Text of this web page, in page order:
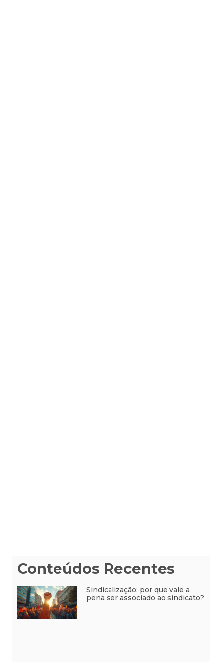
Conteúdos Recentes
Sindicalização: por que vale a
pena ser associado ao sindicato?